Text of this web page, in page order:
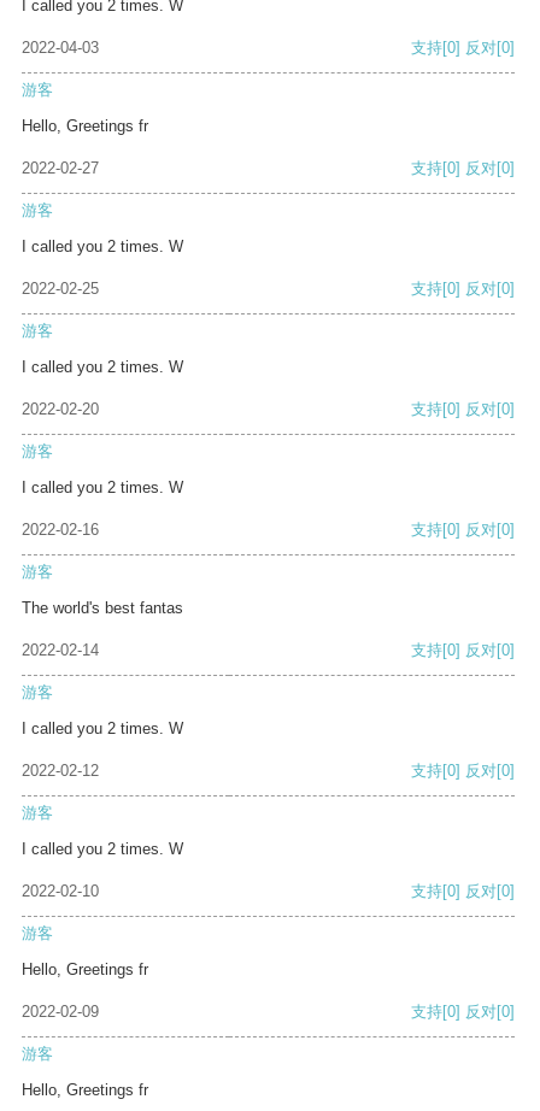
I called you 2 times. W
2022-04-03 支持[0] 反对[0]
游客
Hello, Greetings fr
2022-02-27 支持[0] 反对[0]
游客
I called you 2 times. W
2022-02-25 支持[0] 反对[0]
游客
I called you 2 times. W
2022-02-20 支持[0] 反对[0]
游客
I called you 2 times. W
2022-02-16 支持[0] 反对[0]
游客
The world's best fantas
2022-02-14 支持[0] 反对[0]
游客
I called you 2 times. W
2022-02-12 支持[0] 反对[0]
游客
I called you 2 times. W
2022-02-10 支持[0] 反对[0]
游客
Hello, Greetings fr
2022-02-09 支持[0] 反对[0]
游客
Hello, Greetings fr